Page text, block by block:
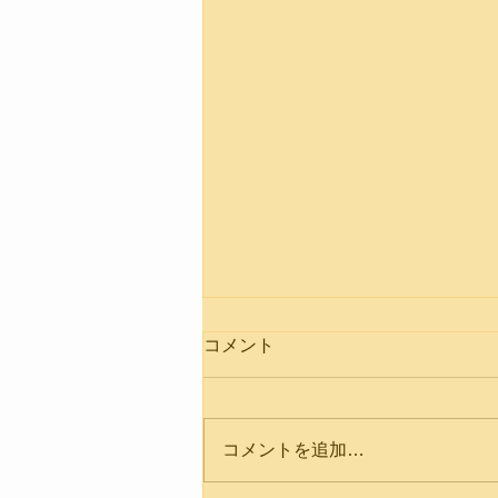
第19回葉隠杯
コメント
コメントを追加…